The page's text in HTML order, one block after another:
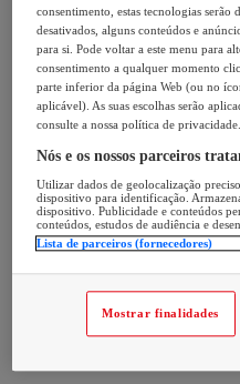
consentimento, estas tecnologias serão
desativados, alguns conteúdos e
para si. Pode voltar a este menu para
consentimento a qualquer momento
parte inferior da página Web (ou no
aplicável). As suas escolhas serão
consulte a nossa política de privacidade.
Nós e os nossos parceiros
Utilizar dados de geolocalização
dispositivo para identificação.
dispositivo. Publicidade e conteúdos
conteúdos, estudos de audiência e
Lista de parceiros (fornecedores)
Mostrar finalidades